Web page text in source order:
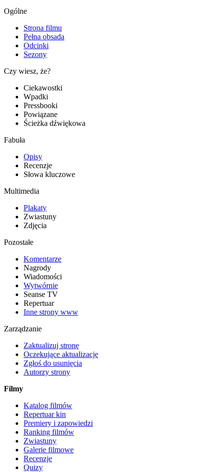
Ogólne
Strona filmu
Pełna obsada
Odcinki
Sezony
Czy wiesz, że?
Ciekawostki
Wpadki
Pressbooki
Powiązane
Ścieżka dźwiękowa
Fabuła
Opisy
Recenzje
Słowa kluczowe
Multimedia
Plakaty
Zwiastuny
Zdjęcia
Pozostałe
Komentarze
Nagrody
Wiadomości
Wytwórnie
Seanse TV
Repertuar
Inne strony www
Zarządzanie
Zaktualizuj stronę
Oczekujące aktualizacje
Zgłoś do usunięcia
Autorzy strony
Filmy
Katalog filmów
Repertuar kin
Premiery i zapowiedzi
Ranking filmów
Zwiastuny
Galerie filmowe
Recenzje
Quizy